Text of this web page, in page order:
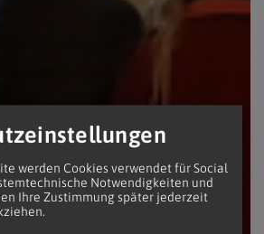
werden Cookies verwendet für Social
Notwendigkeiten und
Ihre Zustimmung später jederzeit